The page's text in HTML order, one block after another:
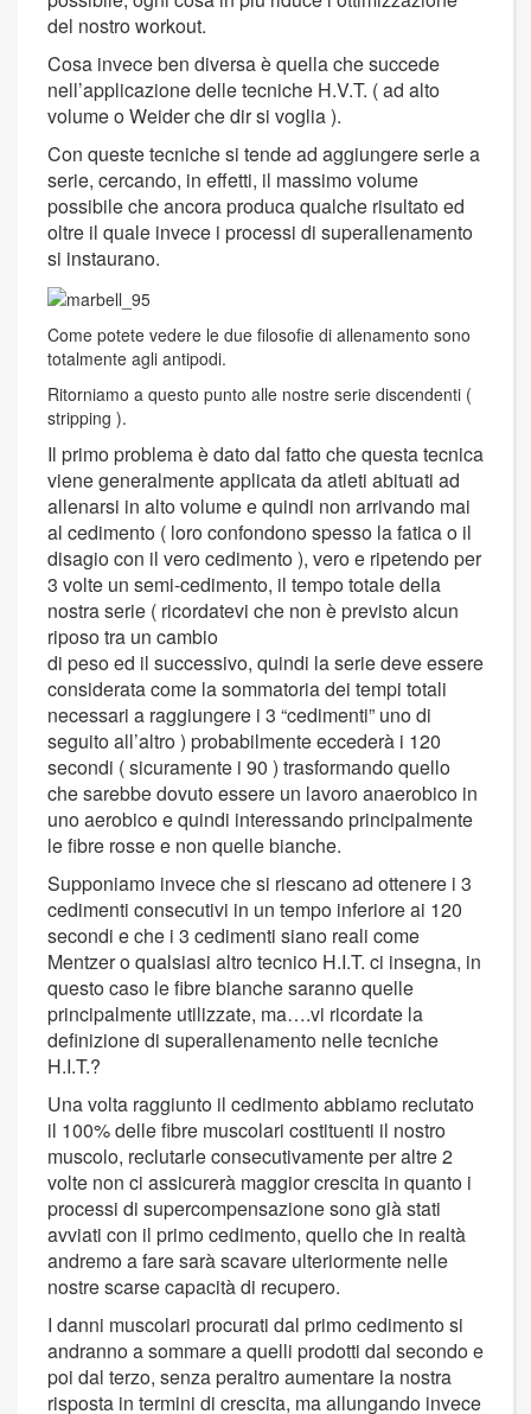
del nostro workout.
Cosa invece ben diversa è quella che succede
nell’applicazione delle tecniche H.V.T. ( ad alto
volume o Weider che dir si voglia ).
Con queste tecniche si tende ad aggiungere serie a
serie, cercando, in effetti, il massimo volume
possibile che ancora produca qualche risultato ed
oltre il quale invece i processi di superallenamento
si instaurano.
Come potete vedere le due filosofie di allenamento sono
totalmente agli antipodi.
Ritorniamo a questo punto alle nostre serie discendenti (
stripping ).
Il primo problema è dato dal fatto che questa tecnica
viene generalmente applicata da atleti abituati ad
allenarsi in alto volume e quindi non arrivando mai
al cedimento ( loro confondono spesso la fatica o il
disagio con il vero cedimento ), vero e ripetendo per
3 volte un semi-cedimento, il tempo totale della
nostra serie ( ricordatevi che non è previsto alcun
riposo tra un cambio
di peso ed il successivo, quindi la serie deve essere
considerata come la sommatoria dei tempi totali
necessari a raggiungere i 3 “cedimenti” uno di
seguito all’altro ) probabilmente eccederà i 120
secondi ( sicuramente i 90 ) trasformando quello
che sarebbe dovuto essere un lavoro anaerobico in
uno aerobico e quindi interessando principalmente
le fibre rosse e non quelle bianche.
Supponiamo invece che si riescano ad ottenere i 3
cedimenti consecutivi in un tempo inferiore ai 120
secondi e che i 3 cedimenti siano reali come
Mentzer o qualsiasi altro tecnico H.I.T. ci insegna, in
questo caso le fibre bianche saranno quelle
principalmente utilizzate, ma….vi ricordate la
definizione di superallenamento nelle tecniche
H.I.T.?
Una volta raggiunto il cedimento abbiamo reclutato
il 100% delle fibre muscolari costituenti il nostro
muscolo, reclutarle consecutivamente per altre 2
volte non ci assicurerà maggior crescita in quanto i
processi di supercompensazione sono già stati
avviati con il primo cedimento, quello che in realtà
andremo a fare sarà scavare ulteriormente nelle
nostre scarse capacità di recupero.
I danni muscolari procurati dal primo cedimento si
andranno a sommare a quelli prodotti dal secondo e
poi dal terzo, senza peraltro aumentare la nostra
risposta in termini di crescita, ma allungando invece